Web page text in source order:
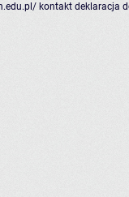
kontakt deklaracja